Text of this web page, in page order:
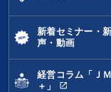
新着セミナー・
声・動画
経営コラム「Ｊ
＋」
open_in_new